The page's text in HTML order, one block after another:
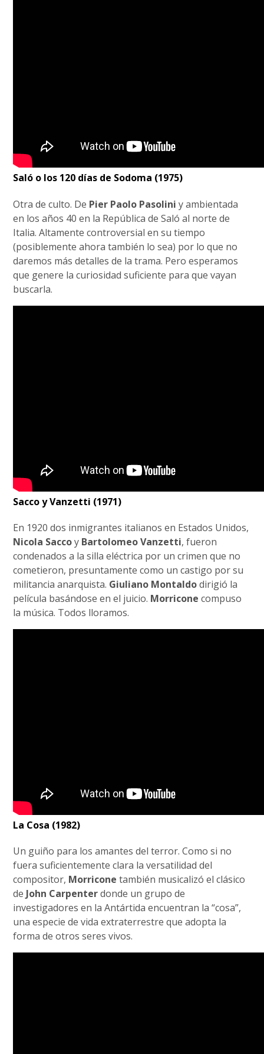
Saló o los 120 días de Sodoma (1975)
Otra de culto. De Pier Paolo Pasolini y ambientada
en los años 40 en la República de Saló al norte de
Italia. Altamente controversial en su tiempo
(posiblemente ahora también lo sea) por lo que no
daremos más detalles de la trama. Pero esperamos
que genere la curiosidad suficiente para que vayan
buscarla.
Sacco y Vanzetti (1971)
En 1920 dos inmigrantes italianos en Estados Unidos,
Nicola Saccoy Bartolomeo Vanzetti, fueron
condenados a la silla eléctrica por un crimen que no
cometieron, presuntamente como un castigo por su
militancia anarquista. Giuliano Montaldodirigió la
película basándose en el juicio. Morricone compuso
la música. Todos lloramos.
La Cosa (1982)
Un guiño para los amantes del terror. Como si no
fuera suficientemente clara la versatilidad del
compositor, Morricone también musicalizó el clásico
de John Carpenterdonde un grupo de
investigadores en la Antártida encuentran la “cosa”,
una especie de vida extraterrestre que adopta la
forma de otros seres vivos.